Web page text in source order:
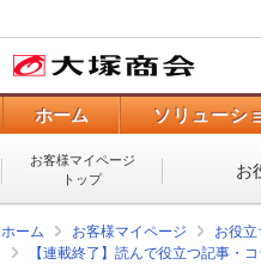
ホーム ソリューシ
お客様マイページ
トップ
お
ホーム お客様マイページ お役立
【連載終了】読んで役立つ記事・